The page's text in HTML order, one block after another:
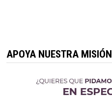
APOYA NUESTRA MISIÓN